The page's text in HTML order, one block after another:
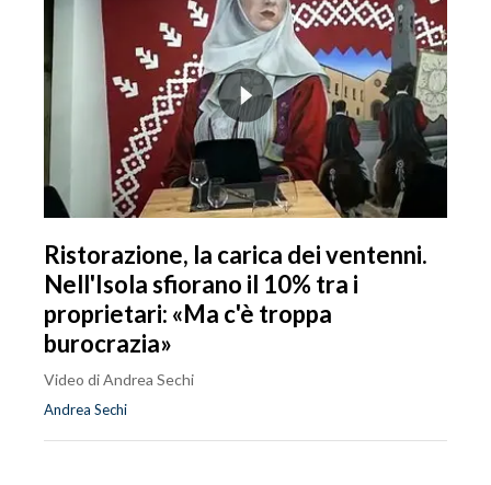
Ristorazione, la carica dei ventenni.
Nell'Isola sfiorano il 10% tra i
proprietari: «Ma c'è troppa
burocrazia»
Video di Andrea Sechi
Andrea Sechi